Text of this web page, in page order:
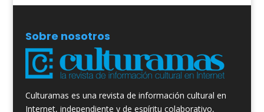
Sobre nosotros
Culturamas es una revista de información cultural en
Internet, independiente y de espíritu colaborativo,